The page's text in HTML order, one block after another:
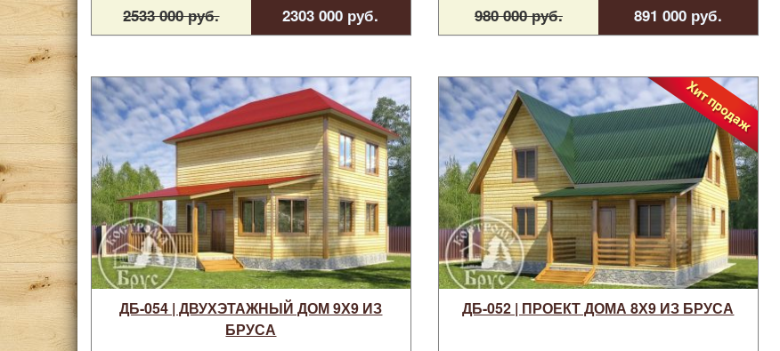
2533 000 руб. 2303 000 руб. 980 000 руб. 891 000 руб.
ДБ-054 | ДВУХЭТАЖНЫЙ ДОМ 9Х9 ИЗ
БРУСА
ДБ-052 | ПРОЕКТ ДОМА 8Х9 ИЗ БРУСА